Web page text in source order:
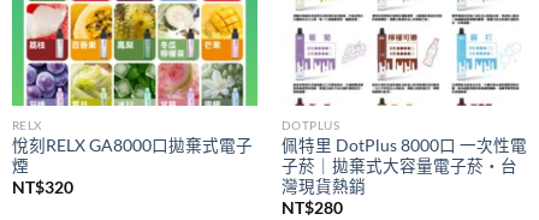
RELX
悅刻RELX GA8000口拋棄式電子
煙
NT$320
DOTPLUS
佩特里 DotPlus 8000口 一次性電
子菸｜拋棄式大容量電子菸・台
灣現貨熱銷
NT$280